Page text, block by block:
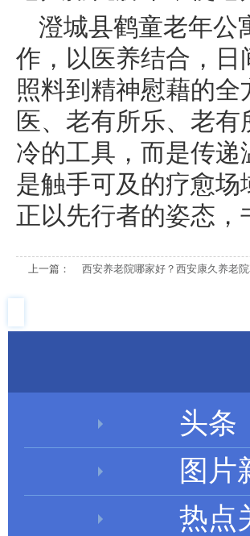
澄城县鹤童老年公
作，以医养结合，
照料到精神慰藉的
医、老有所乐、老
冷的工具，而是传
是触手可及的疗愈
正以先行者的姿态
上一篇： 西安养老院哪家好？西安康久养老
头条
图片
热点